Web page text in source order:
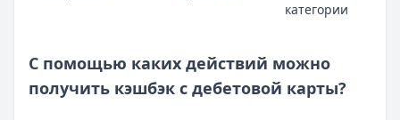
категории
С помощью каких действий можно
получить кэшбэк с дебетовой карты?